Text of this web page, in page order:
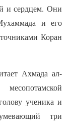
и сердцем. Они
и его
Коран
Ахмада ал-
ученика и
три